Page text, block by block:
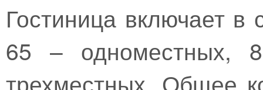
Гостиница включает
65 – одноместных,
трехместных. Общее